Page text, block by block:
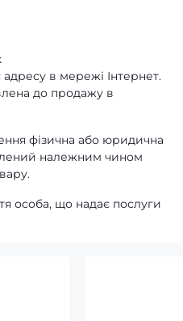
в мережі Інтернет.
​​до продажу в
фізична або юридична
належним чином
особа, що надає послуги